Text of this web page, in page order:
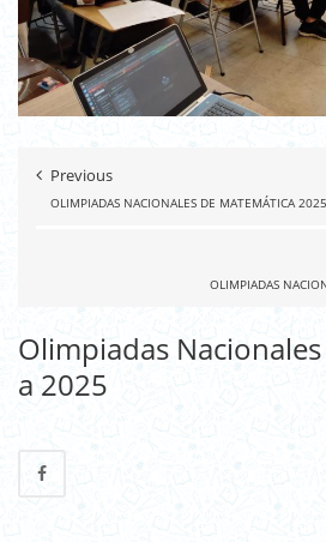
Previous
OLIMPIADAS NACIONALES DE MATEMÁTICA 2025
OLIMPIADAS
Olimpiadas
a 2025